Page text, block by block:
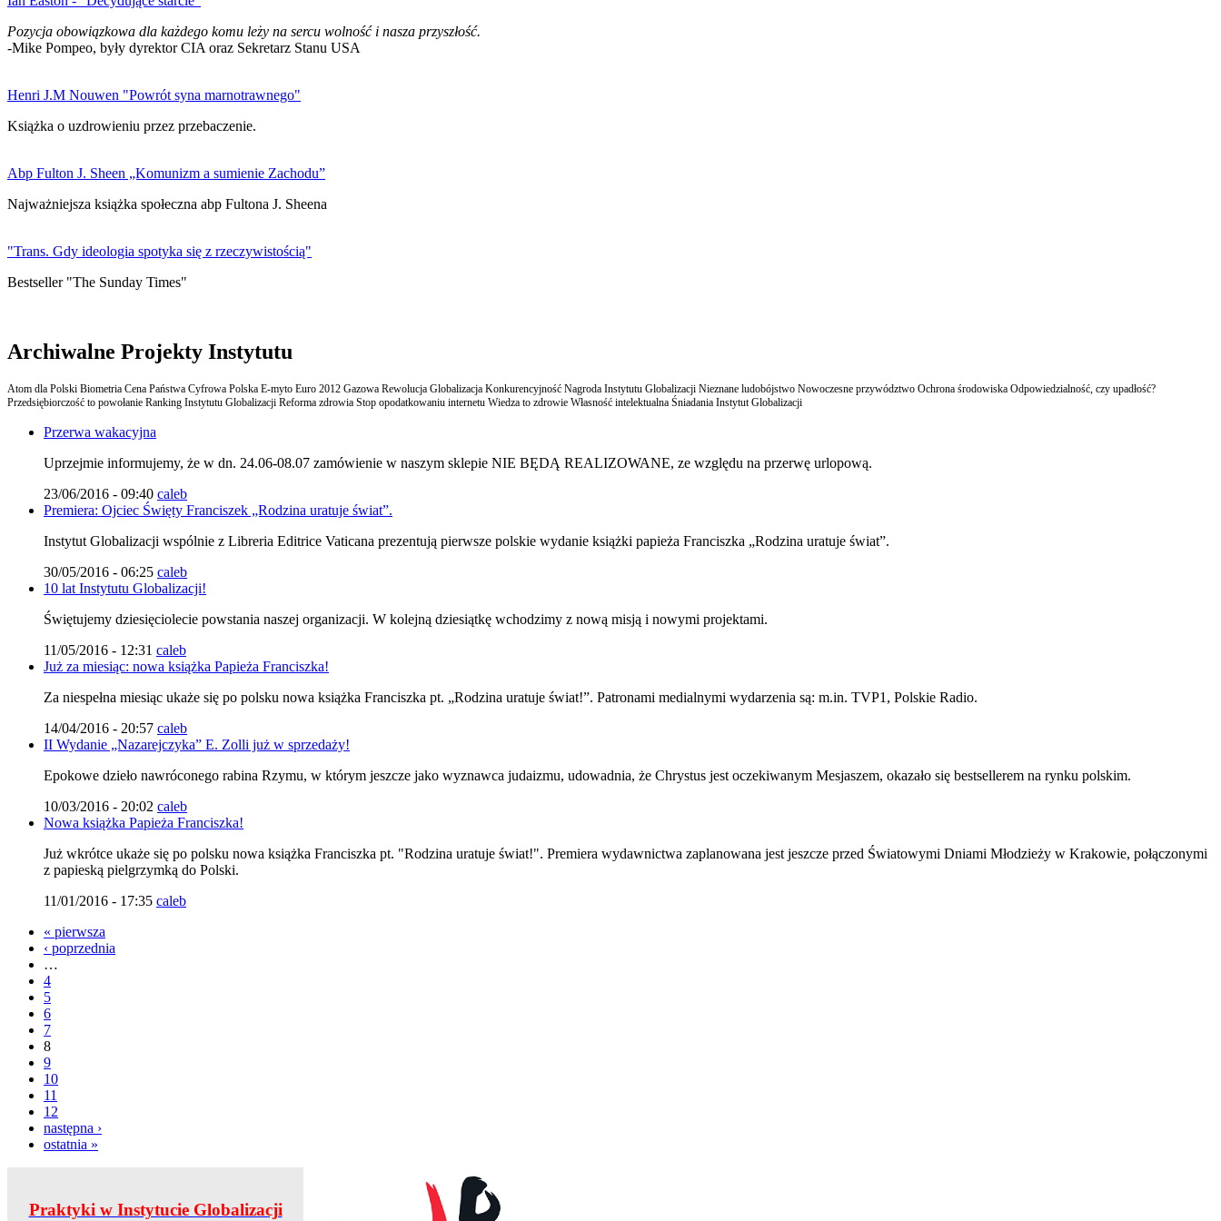
Pozycja obowiązkowa dla każdego komu leży na sercu wolność i nasza przyszłość.
-Mike Pompeo, były dyrektor CIA oraz Sekretarz Stanu USA
Henri J.M Nouwen "Powrót syna marnotrawnego"
Książka o uzdrowieniu przez przebaczenie.
Abp Fulton J. Sheen „Komunizm a sumienie Zachodu”
Najważniejsza książka społeczna abp Fultona J. Sheena
"Trans. Gdy ideologia spotyka się z rzeczywistością"
Bestseller "The Sunday Times"
Archiwalne Projekty Instytutu
Atom dla Polski Biometria Cena Państwa Cyfrowa Polska E-myto Euro 2012 Gazowa Rewolucja Globalizacja Konkurencyjność Nagroda Instytutu Globalizacji Nieznane ludobójstwo Nowoczesne przywództwo Ochrona środowiska Odpowiedzialność, czy upadłość?
Przedsiębiorczość to powołanie Ranking Instytutu Globalizacji Reforma zdrowia Stop opodatkowaniu internetu Wiedza to zdrowie Własność intelektualna Śniadania Instytut Globalizacji
Przerwa wakacyjna
Uprzejmie informujemy, że w dn. 24.06-08.07 zamówienie w naszym sklepie NIE BĘDĄ REALIZOWANE, ze względu na przerwę urlopową.
23/06/2016 - 09:40 caleb
Premiera: Ojciec Święty Franciszek „Rodzina uratuje świat”.
Instytut Globalizacji wspólnie z Libreria Editrice Vaticana prezentują pierwsze polskie wydanie książki papieża Franciszka „Rodzina uratuje świat”.
30/05/2016 - 06:25 caleb
10 lat Instytutu Globalizacji!
Świętujemy dziesięciolecie powstania naszej organizacji. W kolejną dziesiątkę wchodzimy z nową misją i nowymi projektami.
11/05/2016 - 12:31 caleb
Już za miesiąc: nowa książka Papieża Franciszka!
Za niespełna miesiąc ukaże się po polsku nowa książka Franciszka pt. „Rodzina uratuje świat!”. Patronami medialnymi wydarzenia są: m.in. TVP1, Polskie Radio.
14/04/2016 - 20:57 caleb
II Wydanie „Nazarejczyka” E. Zolli już w sprzedaży!
Epokowe dzieło nawróconego rabina Rzymu, w którym jeszcze jako wyznawca judaizmu, udowadnia, że Chrystus jest oczekiwanym Mesjaszem, okazało się bestsellerem na rynku polskim.
10/03/2016 - 20:02 caleb
Nowa książka Papieża Franciszka!
Już wkrótce ukaże się po polsku nowa książka Franciszka pt. "Rodzina uratuje świat!". Premiera wydawnictwa zaplanowana jest jeszcze przed Światowymi Dniami Młodzieży w Krakowie, połączonymi
z papieską pielgrzymką do Polski.
11/01/2016 - 17:35 caleb
« pierwsza
‹ poprzednia
…
4
5
6
7
8
9
10
11
12
następna ›
ostatnia »
Praktyki w Instytucie Globalizacji